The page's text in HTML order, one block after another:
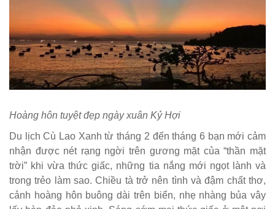
Hoàng hôn tuyệt đẹp ngày xuân Kỷ Hợi
Du lịch Cù Lao Xanh từ tháng 2 đến tháng 6 bạn mới cảm
nhận được nét rạng ngời trên gương mặt của “thần mặt
trời” khi vừa thức giấc, những tia nắng mới ngọt lành và
trong trẻo làm sao. Chiều tà trở nên tình và đậm chất thơ,
cảnh hoàng hôn buông dài trên biển, nhẹ nhàng bủa vây